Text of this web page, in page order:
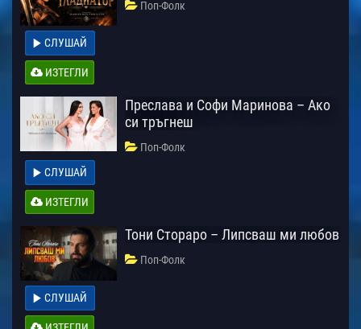
Поп-Фолк
СЛУШАЙ
ИЗТЕГЛИ
Преслава и Софи Маринова – Ако
си тръгнеш
Поп-Фолк
СЛУШАЙ
ИЗТЕГЛИ
Тони Стораро – Липсваш ми любов
Поп-Фолк
СЛУШАЙ